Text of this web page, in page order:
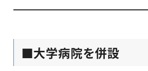
■大学病院を併設